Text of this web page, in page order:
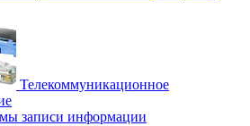
Телекоммуникационное
записи информации